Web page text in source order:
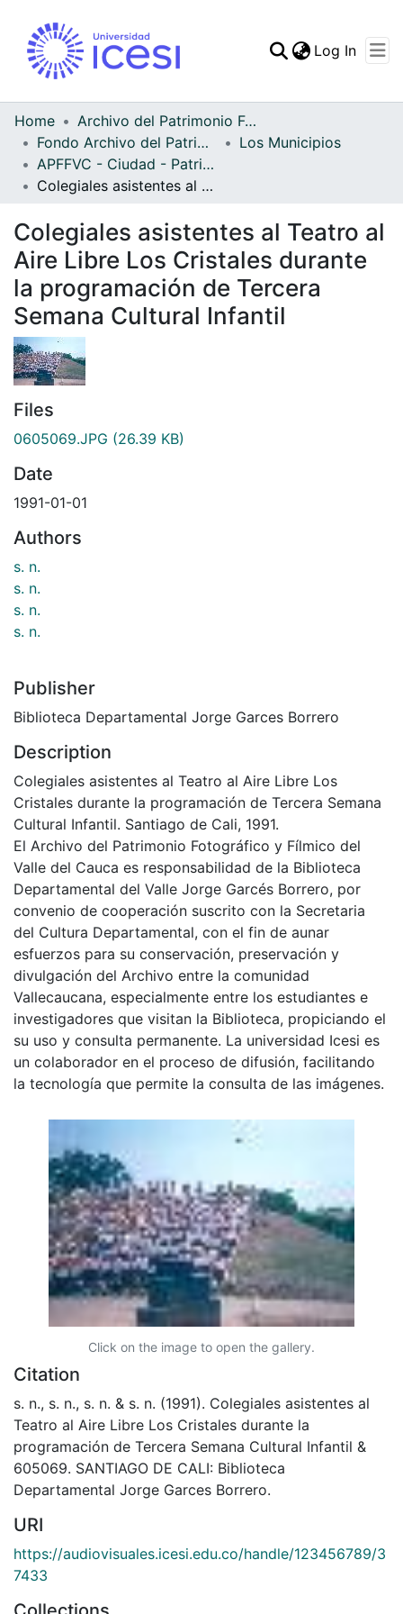
Statistics
Log In
Home
Archivo del Patrimonio Fotográfico y Fílmico del Valle del Cauca
Fondo Archivo del Patrimonio Fotográfico y Fílmico del Valle del Cauca
Los Municipios
APFFVC - Ciudad - Patrimonial
Colegiales asistentes al Teatro al Aire Libre Los Cristales durante la programación de Tercera Semana Cultural Infantil
Colegiales asistentes al Teatro al
Aire Libre Los Cristales durante
la programación de Tercera
Semana Cultural Infantil
Files
0605069.JPG (26.39 KB)
Date
1991-01-01
Authors
s. n.
s. n.
s. n.
s. n.
Publisher
Biblioteca Departamental Jorge Garces Borrero
Description
Colegiales asistentes al Teatro al Aire Libre Los
Cristales durante la programación de Tercera Semana
Cultural Infantil. Santiago de Cali, 1991.
El Archivo del Patrimonio Fotográfico y Fílmico del
Valle del Cauca es responsabilidad de la Biblioteca
Departamental del Valle Jorge Garcés Borrero, por
convenio de cooperación suscrito con la Secretaria
del Cultura Departamental, con el fin de aunar
esfuerzos para su conservación, preservación y
divulgación del Archivo entre la comunidad
Vallecaucana, especialmente entre los estudiantes e
investigadores que visitan la Biblioteca, propiciando el
su uso y consulta permanente. La universidad Icesi es
un colaborador en el proceso de difusión, facilitando
la tecnología que permite la consulta de las imágenes.
Click on the image to open the gallery.
Citation
s. n., s. n., s. n. & s. n. (1991). Colegiales asistentes al
Teatro al Aire Libre Los Cristales durante la
programación de Tercera Semana Cultural Infantil &
605069. SANTIAGO DE CALI: Biblioteca
Departamental Jorge Garces Borrero.
URI
https://audiovisuales.icesi.edu.co/handle/123456789/3
7433